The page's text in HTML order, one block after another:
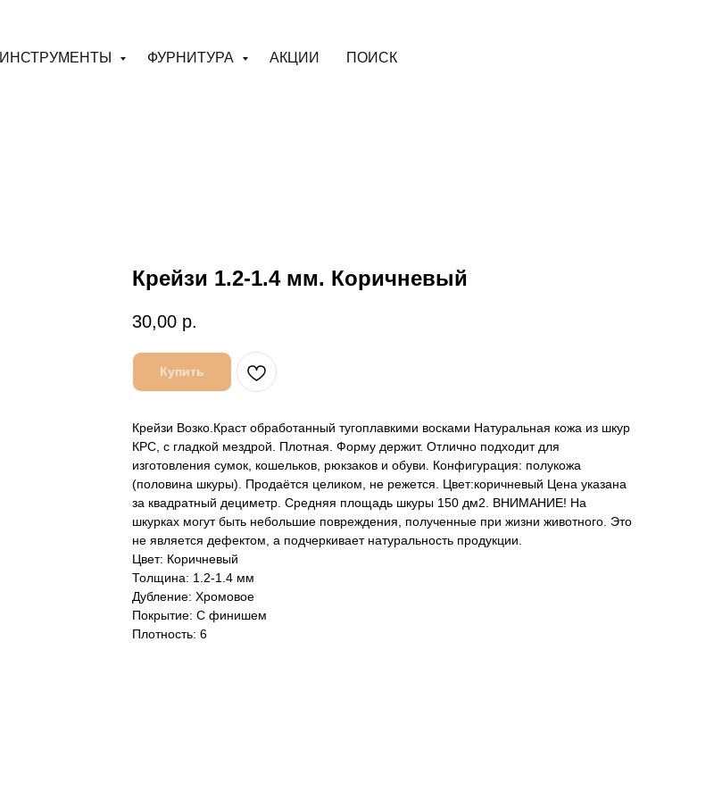
ИНСТРУМЕНТЫ ФУРНИТУРА АКЦИИ ПОИСК
Крейзи 1.2-1.4 мм. Коричневый
30,00 р.
Купить
Крейзи Возко.Краст обработанный тугоплавкими восками Натуральная кожа из шкур
КРС, с гладкой мездрой. Плотная. Форму держит. Отлично подходит для
изготовления сумок, кошельков, рюкзаков и обуви. Конфигурация: полукожа
(половина шкуры). Продаётся целиком, не режется. Цвет:коричневый Цена указана
за квадратный дециметр. Средняя площадь шкуры 150 дм2. ВНИМАНИЕ! На
шкурках могут быть небольшие повреждения, полученные при жизни животного. Это
не является дефектом, а подчеркивает натуральность продукции.
Цвет: Коричневый
Толщина: 1.2-1.4 мм
Дубление: Хромовое
Покрытие: С финишем
Плотность: 6